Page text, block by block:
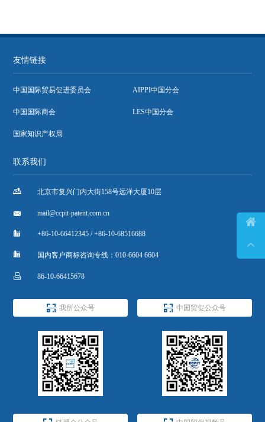
友情链接
中国国际贸易促进委员会 AIPPI中国分会
中国国际商会 LES中国分会
国家知识产权局
联系我们
 北京市复兴门内大街158号远洋大厦10层
 mail@ccpit-patent.com.cn
 +86-10-66412345 / +86-10-68516688
 国内客户商标咨询专线：010-6604 6604
 86-10-66415678
 我所公众号  中国贸促公众号

